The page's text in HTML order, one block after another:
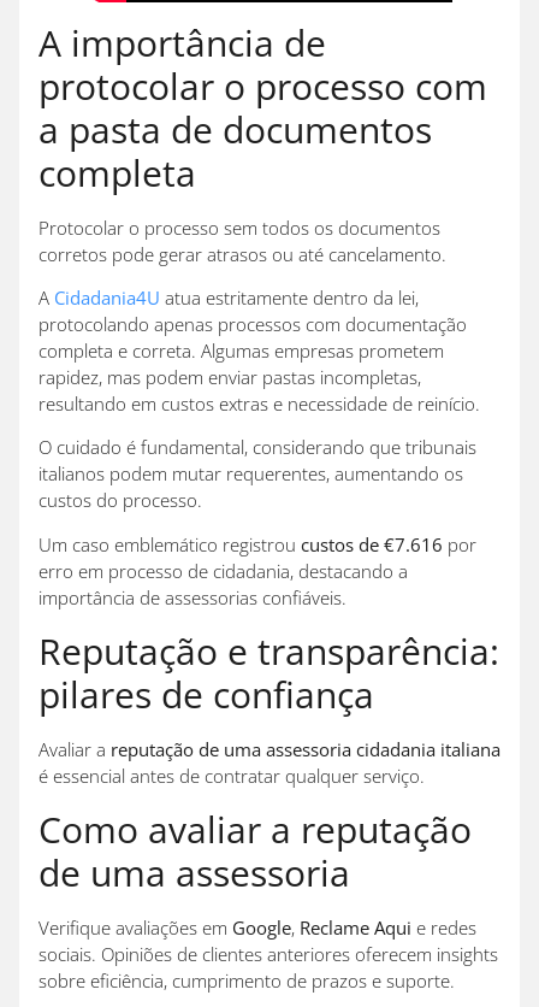
A importância de
protocolar o processo com
a pasta de documentos
completa
Protocolar o processo sem todos os documentos
corretos pode gerar atrasos ou até cancelamento.
A Cidadania4U atua estritamente dentro da lei,
protocolando apenas processos com documentação
completa e correta. Algumas empresas prometem
rapidez, mas podem enviar pastas incompletas,
resultando em custos extras e necessidade de reinício.
O cuidado é fundamental, considerando que tribunais
italianos podem mutar requerentes, aumentando os
custos do processo.
Um caso emblemático registrou custos de €7.616 por
erro em processo de cidadania, destacando a
importância de assessorias confiáveis.
Reputação e transparência:
pilares de confiança
Avaliar a reputação de uma assessoria cidadania italiana
é essencial antes de contratar qualquer serviço.
Como avaliar a reputação
de uma assessoria
Verifique avaliações em Google, Reclame Aqui e redes
sociais. Opiniões de clientes anteriores oferecem insights
sobre eficiência, cumprimento de prazos e suporte.